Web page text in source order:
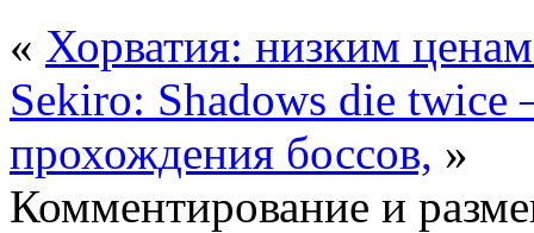
« Хорватия: низким
Sekiro: Shadows die twice
прохождения боссов, »
Комментирование и